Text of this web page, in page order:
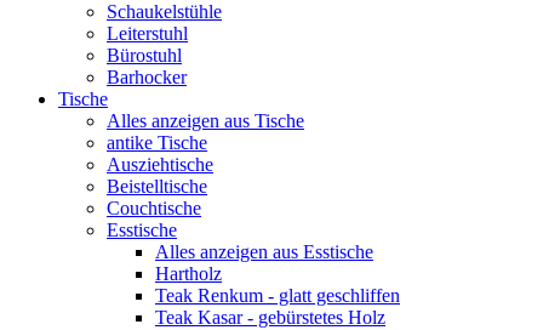
Schaukelstühle
Leiterstuhl
Bürostuhl
Barhocker
Tische
Alles anzeigen aus Tische
antike Tische
Ausziehtische
Beistelltische
Couchtische
Esstische
Alles anzeigen aus Esstische
Hartholz
Teak Renkum - glatt geschliffen
Teak Kasar - gebürstetes Holz